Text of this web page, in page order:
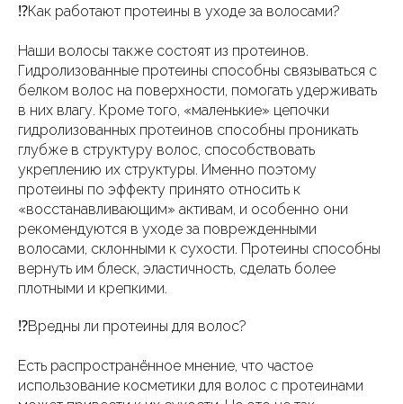
⁉️Как работают протеины в уходе за волосами?
Наши волосы также состоят из протеинов.
Гидролизованные протеины способны связываться с
белком волос на поверхности, помогать удерживать
в них влагу. Кроме того, «маленькие» цепочки
гидролизованных протеинов способны проникать
глубже в структуру волос, способствовать
укреплению их структуры. Именно поэтому
протеины по эффекту принято относить к
«восстанавливающим» активам, и особенно они
рекомендуются в уходе за поврежденными
волосами, склонными к сухости. Протеины способны
вернуть им блеск, эластичность, сделать более
плотными и крепкими.
⁉️Вредны ли протеины для волос?
Есть распространённое мнение, что частое
использование косметики для волос с протеинами